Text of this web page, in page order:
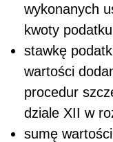
wykonanych
kwoty
stawkę
wartości
procedur
dziale XII w
sumę